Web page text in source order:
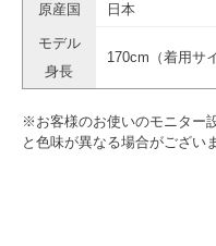
原産国 日本
モデル
身長
170cm（着用サ
※お客様のお使いのモニター
と色味が異なる場合がござい